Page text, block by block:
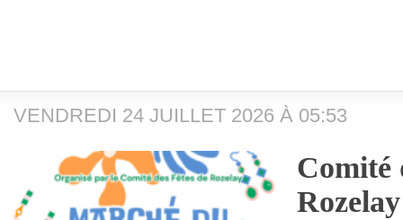
VENDREDI 24 JUILLET 2026 À 05:53
Comité